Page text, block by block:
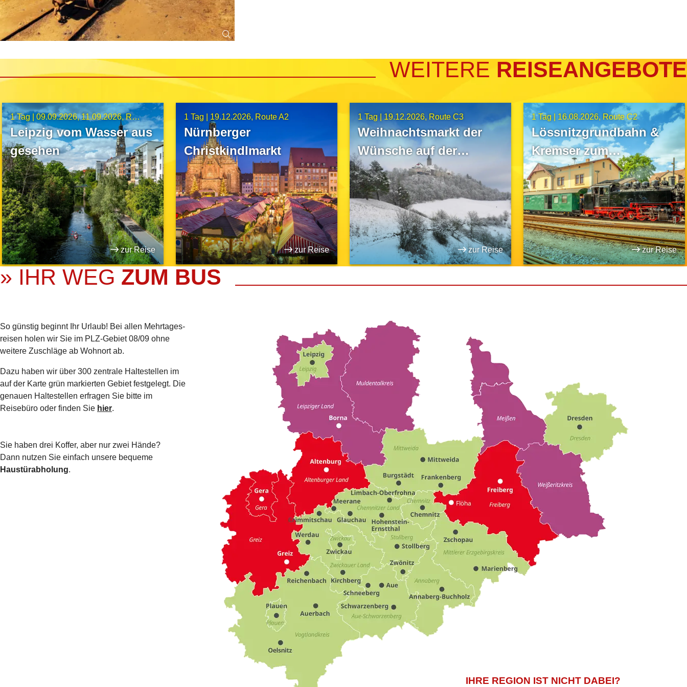
WEITERE REISEANGEBOTE
1 Tag | 16.08.2026 Route C2
Lössnitzgrundbahn &
Kremser zum
Fasanenschlösschen
zur Reise
1 Tag | 19.12.2026 Route C3
Weihnachtsmarkt der
Wünsche auf der
Leuchtenburg
zur Reise
1 Tag | 19.12.2026 Route A2
Nürnberger
Christkindlmarkt
zur Reise
1 Tag | 09.09.2026 11.09.2026 Route A23
Leipzig vom Wasser aus
gesehen
zur Reise
» IHR WEG ZUM BUS
So günstig beginnt Ihr Urlaub! Bei allen Mehrtages­
reisen holen wir Sie im PLZ-Gebiet 08/09 ohne
weitere Zuschläge ab Wohnort ab.
Dazu haben wir über 300 zentrale Haltestellen im
auf der Karte grün markierten Gebiet festgelegt. Die
genauen Haltestellen erfragen Sie bitte im
Reisebüro oder finden Sie hier.
Sie haben drei Koffer, aber nur zwei Hände?
Dann nutzen Sie einfach unsere bequeme
Haustürabholung.
IHRE REGION IST NICHT DABEI?